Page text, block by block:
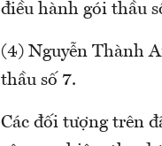
điều hành gói thầu
(4) Nguyễn Thành
thầu số 7.
Các đối tượng trên